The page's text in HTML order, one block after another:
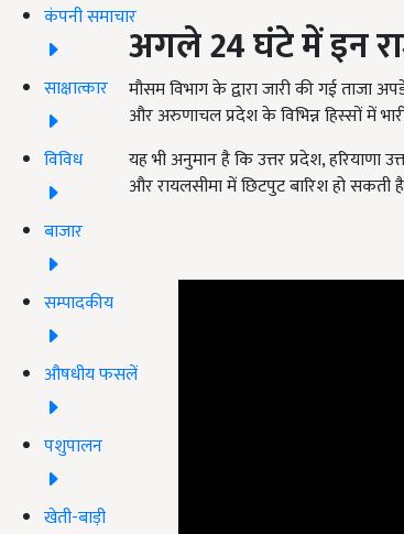
कंपनी समाचार
साक्षात्कार
विविध
बाजार
सम्पादकीय
औषधीय फसलें
पशुपालन
खेती-बाड़ी
अगले 24 घंटे में इन
मौसम विभाग के द्वारा जारी की गई
और अरुणाचल प्रदेश के विभिन्न हिस्सों में
यह भी अनुमान है कि उत्तर प्रदेश, हरियाणा
और रायलसीमा में छिटपुट बारिश हो